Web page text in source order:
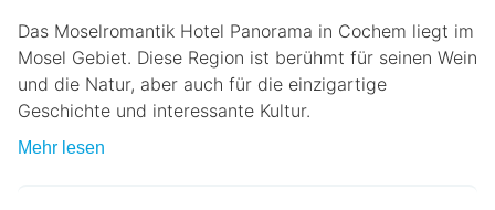
Das Moselromantik Hotel Panorama in Cochem liegt im
Mosel Gebiet. Diese Region ist berühmt für seinen Wein
und die Natur, aber auch für die einzigartige
Geschichte und interessante Kultur.
Mehr lesen